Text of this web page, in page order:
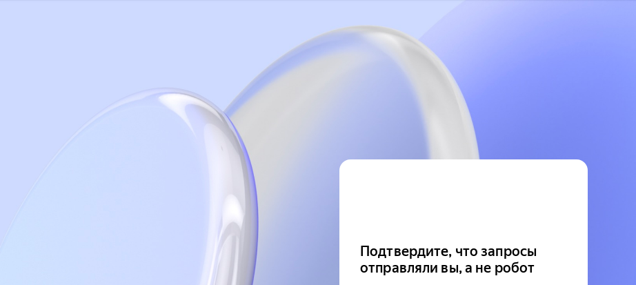
Подтвердите, что запросы
отправляли вы, а не робот